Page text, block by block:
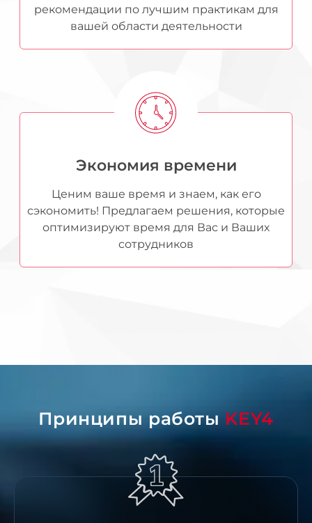
рекомендации по лучшим практикам для
вашей области деятельности
Экономия времени
Ценим ваше время и знаем, как его
сэкономить! Предлагаем решения, которые
оптимизируют время для Вас и Ваших
сотрудников
Принципы работы KEY4